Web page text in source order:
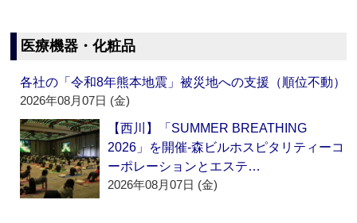
医療機器・化粧品
各社の「令和8年熊本地震」被災地への支援（順位不動）
2026年08月07日 (金)
【西川】「SUMMER BREATHING
2026」を開催‐森ビルホスピタリティーコ
ーポレーションとエステ…
2026年08月07日 (金)